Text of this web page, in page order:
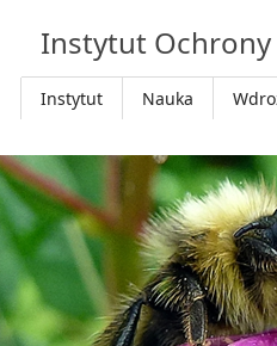
Instytut Ochrony
Instytut Nauka